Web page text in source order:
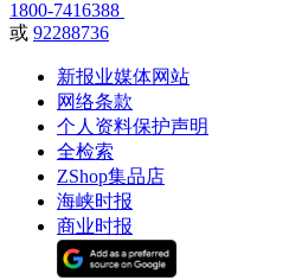
1800-7416388
或 92288736
新报业媒体网站
网络条款
个人资料保护声明
全检索
ZShop集品店
海峡时报
商业时报